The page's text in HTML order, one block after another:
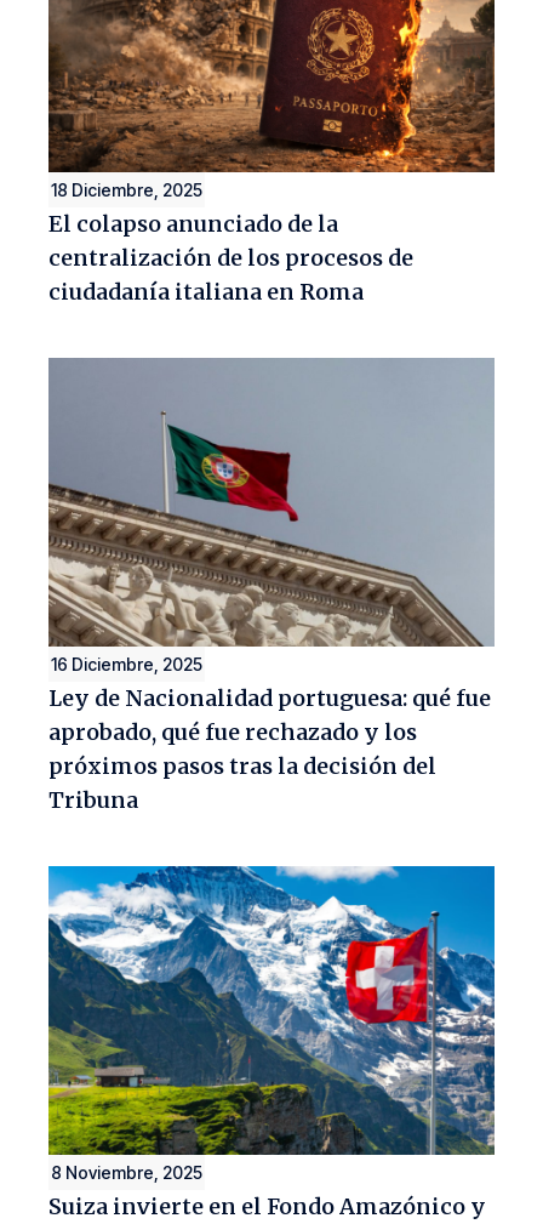
18 Diciembre, 2025
El colapso anunciado de la
centralización de los procesos de
ciudadanía italiana en Roma
16 Diciembre, 2025
Ley de Nacionalidad portuguesa: qué fue
aprobado, qué fue rechazado y los
próximos pasos tras la decisión del
Tribuna
8 Noviembre, 2025
Suiza invierte en el Fondo Amazónico y